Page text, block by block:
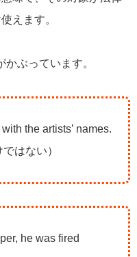
えます。
ぶっています。
the artists’ names.
はない）
he was fired